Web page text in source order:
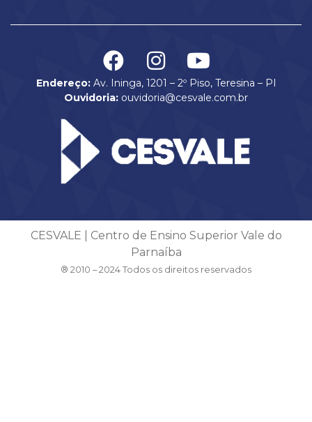
Endereço:Av. Ininga, 1201 – 2º Piso, Teresina – PI
Ouvidoria: ouvidoria@cesvale.com.br
CESVALE | Centro de Ensino Superior Vale do
Parnaíba
® 2010 – 2024 Todos os direitos reservados